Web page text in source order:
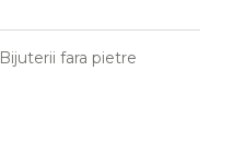
Bijuterii fara pietre